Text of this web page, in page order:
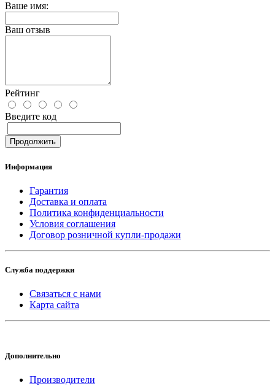
Ваше имя:
Ваш отзыв
Рейтинг
Введите код
Продолжить
Информация
Гарантия
Доставка и оплата
Политика конфиденциальности
Условия соглашения
Договор розничной купли-продажи
Служба поддержки
Связаться с нами
Карта сайта
Дополнительно
Производители